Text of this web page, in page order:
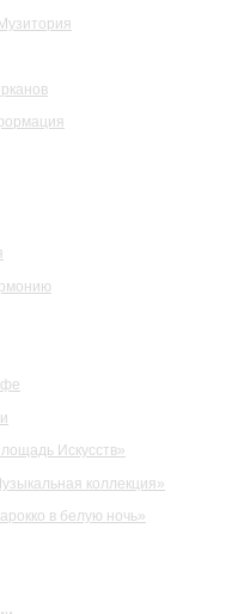
Искусств»
коллекция»
в белую ночь»